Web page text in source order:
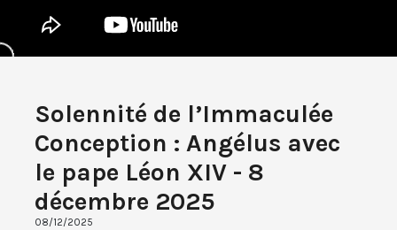
Solennité de l’Immaculée
Conception : Angélus avec
le pape Léon XIV - 8
décembre 2025
08/12/2025